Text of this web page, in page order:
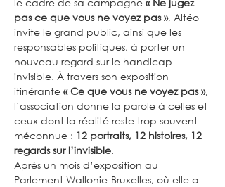
pas ce que vous ne voyez pas », Altéo
invite le grand public, ainsi que les
responsables politiques, à porter un
nouveau regard sur le handicap
invisible. À travers son exposition
itinérante « Ce que vous ne voyez pas »,
l’association donne la parole à celles et
ceux dont la réalité reste trop souvent
méconnue : 12 portraits, 12 histoires, 12
regards sur l’invisible.
Après un mois d’exposition au
Parlement Wallonie-Bruxelles, où elle a